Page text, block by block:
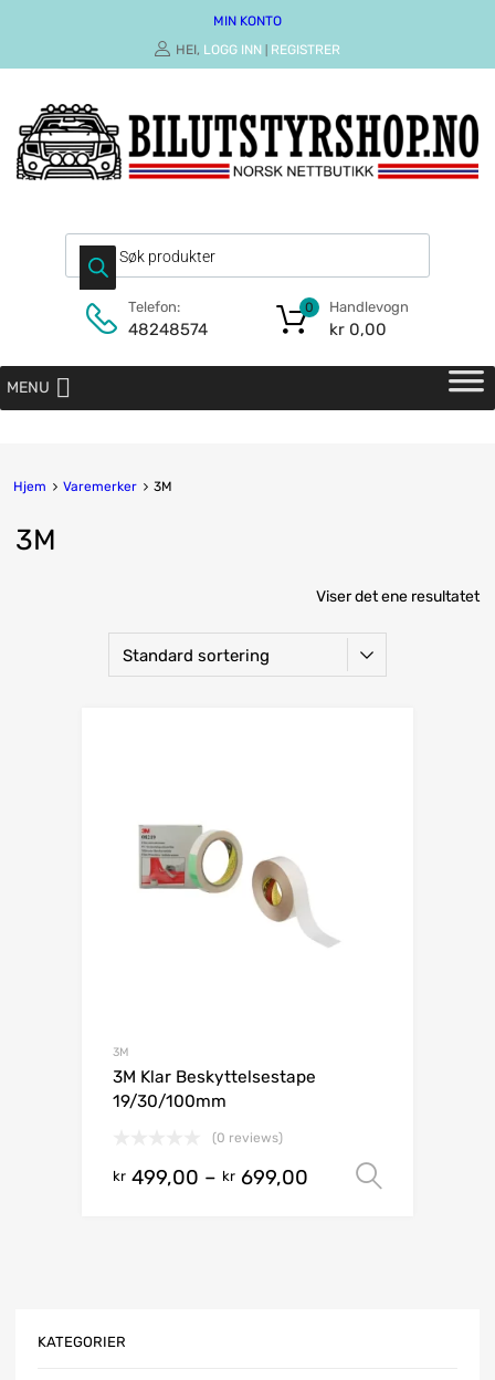
MIN KONTO
HEI, LOGG INN REGISTRER
Telefon:
48248574
Handlevogn
kr 0,00
0
MENU
Hjem Varemerker 3M
3M
Viser det ene resultatet
3M
3M Klar Beskyttelsestape
19/30/100mm
(0 reviews)
kr 499,00 – kr 699,00
KATEGORIER